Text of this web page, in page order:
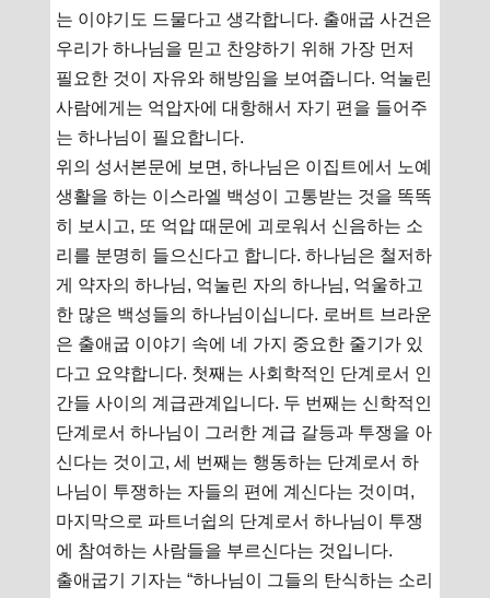
는 이야기도 드물다고 생각합니다. 출애굽 사건은
우리가 하나님을 믿고 찬양하기 위해 가장 먼저
필요한 것이 자유와 해방임을 보여줍니다. 억눌린
사람에게는 억압자에 대항해서 자기 편을 들어주
는 하나님이 필요합니다.
위의 성서본문에 보면, 하나님은 이집트에서 노예
생활을 하는 이스라엘 백성이 고통받는 것을 똑똑
히 보시고, 또 억압 때문에 괴로워서 신음하는 소
리를 분명히 들으신다고 합니다. 하나님은 철저하
게 약자의 하나님, 억눌린 자의 하나님, 억울하고
한 많은 백성들의 하나님이십니다. 로버트 브라운
은 출애굽 이야기 속에 네 가지 중요한 줄기가 있
다고 요약합니다. 첫째는 사회학적인 단계로서 인
간들 사이의 계급관계입니다. 두 번째는 신학적인
단계로서 하나님이 그러한 계급 갈등과 투쟁을 아
신다는 것이고, 세 번째는 행동하는 단계로서 하
나님이 투쟁하는 자들의 편에 계신다는 것이며,
마지막으로 파트너쉽의 단계로서 하나님이 투쟁
에 참여하는 사람들을 부르신다는 것입니다.
출애굽기 기자는 “하나님이 그들의 탄식하는 소리